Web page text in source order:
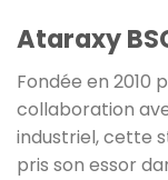
Ataraxy
Fondée en 2010
collaboration
industriel,cette
pris son essor